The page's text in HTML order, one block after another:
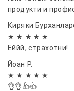
продукти и
Киряки
★ ★ ★ ★ ★
Еййй, страхотни!
Йоан Р.
★ ★ ★ ★ ★
👌👌👍👍